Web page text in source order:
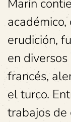
Marín
erudición,
en
francés,
el turco.
trabajos de